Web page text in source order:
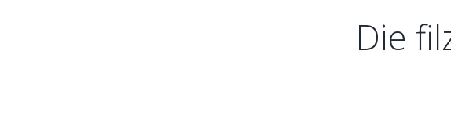
Die